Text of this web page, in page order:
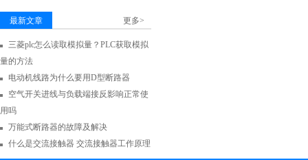
最新文章 更多>
三菱plc怎么读取模拟量？PLC获取模拟
量的方法
电动机线路为什么要用D型断路器
空气开关进线与负载端接反影响正常使
用吗
万能式断路器的故障及解决
什么是交流接触器 交流接触器工作原理